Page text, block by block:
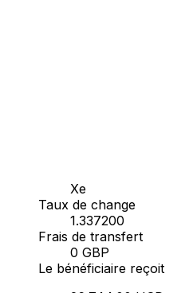
Xe
Taux de change
1.337200
Frais de transfert
0 GBP
Le bénéficiaire reçoit